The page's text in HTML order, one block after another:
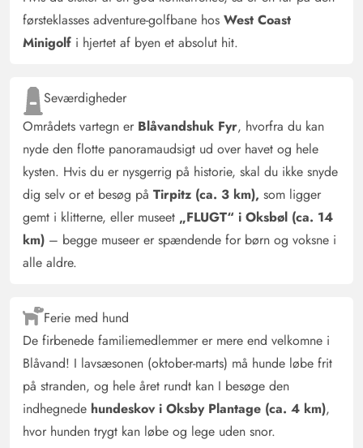
Simone Boin
Deutschland
4.5 ud af 5
4.5 out of 5
14/04/2025
"vores yndlingshus". Nu har vi fundet det. Vi var der for
fjerde gang i huset og elsker det. Det er hyggeligt, stort
nok, topudstyret og altid meget velholdt. Vi føler os
meget godt tilpas og kommer gerne igen.
Katja Krake
Deutschland
AI Oversat
5 ud af 5
05/04/2025
beliggenhed ... Billederne er meget gode, og det er
nøjagtigt beskrevet ... Alt var perfekt... Ved
billardbordet er der kun to køer Ved de andre to
mangler der gummidutter eller noget lignende... Men det
gik alligevel ... Det er et meget smukt hus ... Har været
flere gange i Blavand... Og har aldrig haft et så perfekt
hus ... Total kærligt indrettet... Det kunne vi godt lide
førsteklasses adventure-golfbane hos West Coast
Minigolf i hjertet af byen et absolut hit.
Seværdigheder
Områdets vartegn er Blåvandshuk Fyr, hvorfra du kan
nyde den flotte panoramaudsigt ud over havet og hele
kysten. Hvis du er nysgerrig på historie, skal du ikke snyde
dig selv or et besøg på Tirpitz (ca. 3 km), som ligger
gemt i klitterne, eller museet „FLUGT“ i Oksbøl (ca. 14
km) – begge museer er spændende for børn og voksne i
alle aldre.
Ferie med hund
De firbenede familiemedlemmer er mere end velkomne i
Blåvand! I lavsæsonen (oktober-marts) må hunde løbe frit
på stranden, og hele året rundt kan I besøge den
indhegnede hundeskov i Oksby Plantage (ca. 4 km),
hvor hunden trygt kan løbe og lege uden snor.